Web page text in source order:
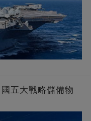
五大戰略儲備物